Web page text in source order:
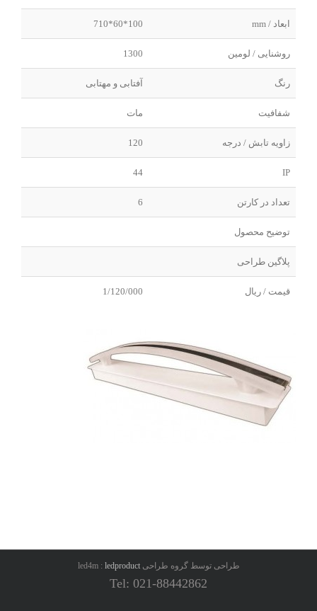
ابعاد / mm 100*60*710
روشنایی / لومین 1300
رنگ آفتابی و مهتابی
شفافیت مات
زاویه تابش / درجه 120
IP
44
تعداد در کارتن 6
توضیح محصول
پلاگین طراحی
قیمت / ریال 1/120/000
طراحی توسط گروه طراحی led4m :ledproduct
Tel: 021-88442862